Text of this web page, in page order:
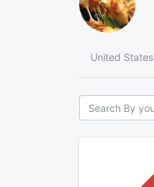
United States